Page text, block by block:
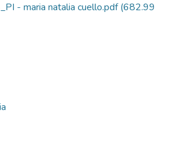
- maria natalia cuello.pdf(682.99